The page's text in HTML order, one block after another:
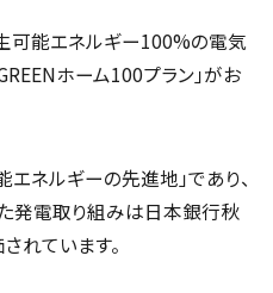
可能エネルギー100%の電気
ホーム100プラン」がお
ネルギーの先進地」であり、
発電取り組みは日本銀行秋
れています。